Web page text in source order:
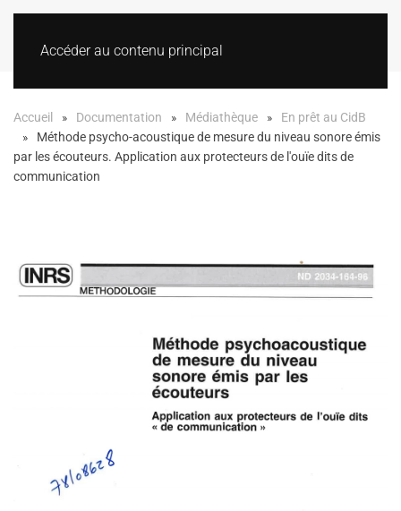
Accéder au contenu principal
Accueil Documentation Médiathèque
En prêt au CidB
Méthode psycho-acoustique de mesure du niveau sonore émis
par les écouteurs. Application aux protecteurs de l'ouïe dits de
communication